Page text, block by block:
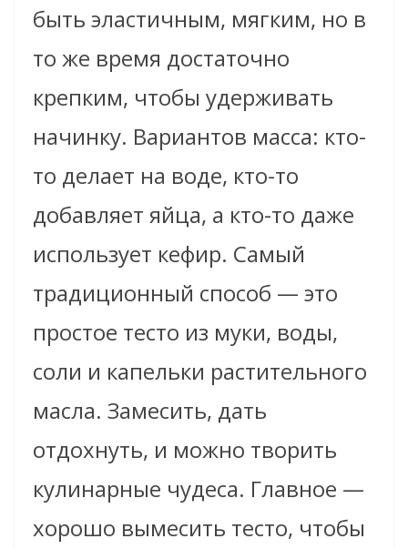
быть эластичным, мягким, но в
то же время достаточно
крепким, чтобы удерживать
начинку. Вариантов масса: кто-
то делает на воде, кто-то
добавляет яйца, а кто-то даже
использует кефир. Самый
традиционный способ — это
простое тесто из муки, воды,
соли и капельки растительного
масла. Замесить, дать
отдохнуть, и можно творить
кулинарные чудеса. Главное —
хорошо вымесить тесто, чтобы